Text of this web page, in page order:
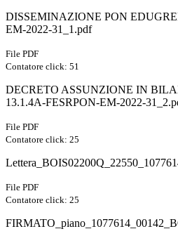
DISSEMINAZIONE PON
EM-2022-31_1.pdf
File PDF
Contatore click: 51
DECRETO ASSUNZIONE IN
13.1.4A-FESRPON-EM-2022-
File PDF
Contatore click: 25
File PDF
Contatore click: 25